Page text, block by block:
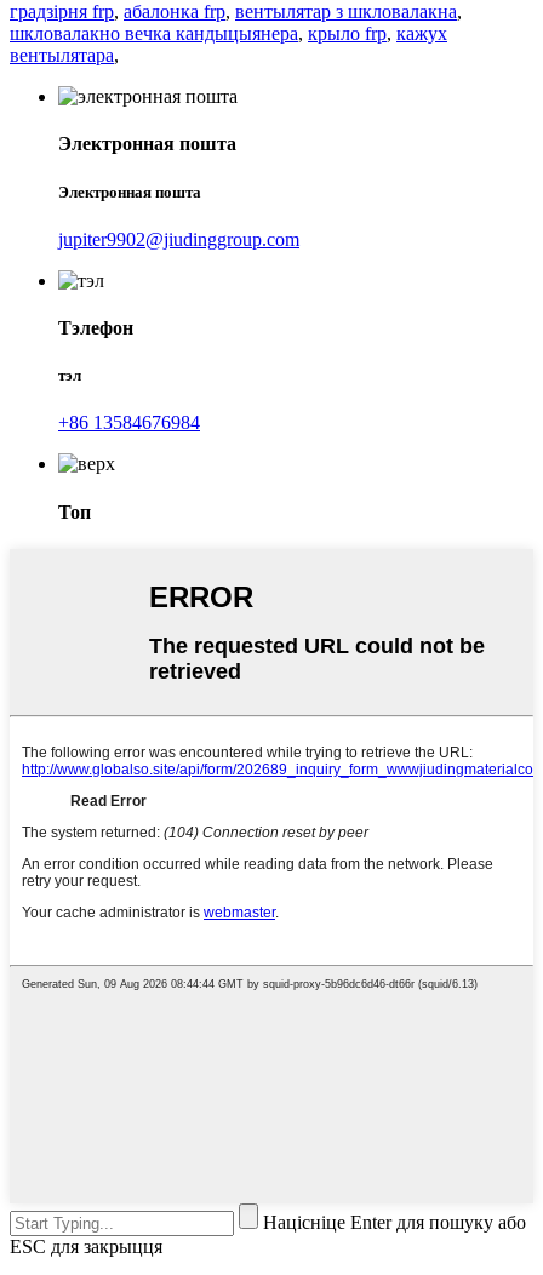
градзірня frp, абалонка frp, вентылятар з шкловалакна,
шкловалакно вечка кандыцыянера, крыло frp, кажух
вентылятара,
Электронная пошта
Электронная пошта
jupiter9902@jiudinggroup.com
Тэлефон
тэл
+86 13584676984
Топ
Націсніце Enter для пошуку або
ESC для закрыцця